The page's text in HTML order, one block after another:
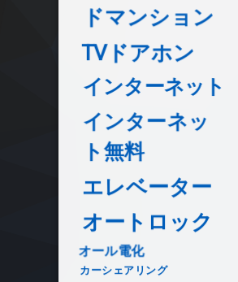
ドマンション
TVドアホン
インターネット
インターネッ
ト無料
エレベーター
オートロック
オール電化
カーシェアリング